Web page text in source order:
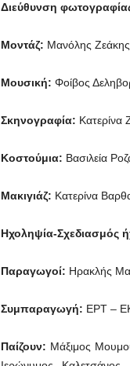
Διεύθυνση
Μοντάζ: Μανόλης
Μουσική: Φοίβος
Σκηνογραφία: Κατερίνα
Κοστούμια: Βασιλεία
Μακιγιάζ: Κατερίνα
Ηχοληψία-Σχεδιασμός
Παραγωγοί: Ηρακλής
Συμπαραγωγή: ΕΡΤ –
Παίζουν: Μάξιμος